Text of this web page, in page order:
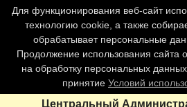
Главная страница
Обновления сайта
Контакты
Персоналии
Форум
Центральный
Для функционирования веб-сайт
технологию cookie, а также
обрабатывает персональные
Продолжение использования сайта
на обработку персональных
принятие Условий